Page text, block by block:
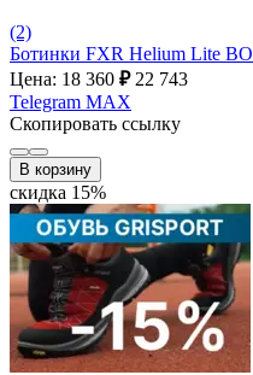
(2)
Ботинки FXR Helium Lite
Цена: 18 360 ₽ 22 743
Telegram MAX
Скопировать ссылку
В корзину
скидка 15%